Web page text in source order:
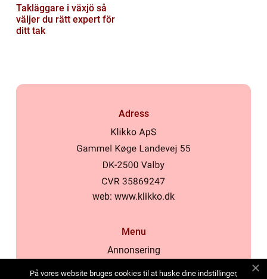
Takläggare i växjö så
väljer du rätt expert för
ditt tak
Adress
web: www.klikko.dk
Menu
Annonsering
På vores website bruges cookies til at huske dine indstillinger,